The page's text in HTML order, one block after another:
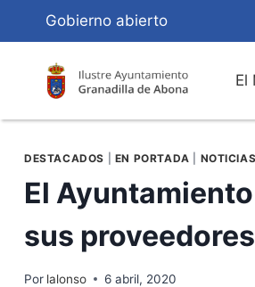
Contenido
Gobierno abierto
El
DESTACADOS EN PORTADA NOTICIAS
El
sus
Por lalonso 6 abril, 2020